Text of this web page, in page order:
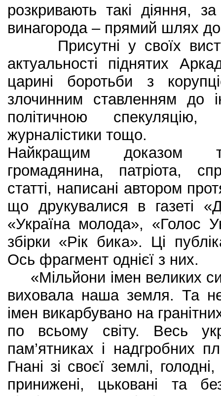
розкривають такі діяння,
винагорода – прямий шлях до
Присутні у своїх
актуальності піднятих
царині боротьби з
злочинним ставленням до
політичною спекуляцію,
журналістики тощо.
Найкращим доказом
громадянина, патріота,
статті, написані автором
що друкувалися в газеті
«Україна молода», «Голос
збірки «Рік бика». Ці
Ось фрагмент однієї з них.
«Мільйони імен великих
виховала наша земля. Та не
імен викарбувано на
по всьому світу. Весь
пам’ятниках і надгробних
Гнані зі своєї землі,
принижені, цьковані та